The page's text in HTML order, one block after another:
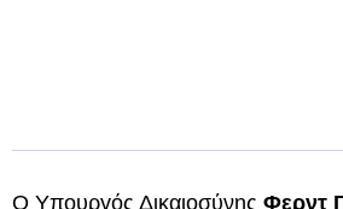
Ο Υπουργός Δικαιοσύνης Φερντ